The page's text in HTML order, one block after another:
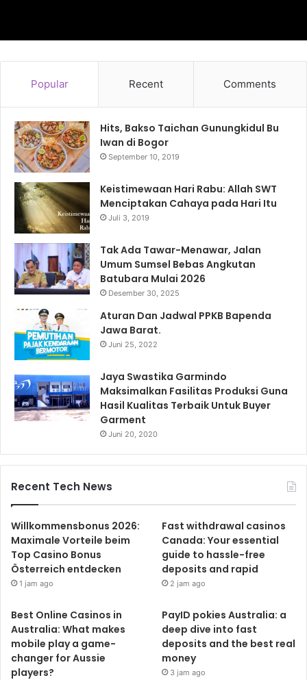
Popular Recent Comments
Hits, Bakso Taichan Gunungkidul Bu
Iwan di Bogor
September 10, 2019
Keistimewaan Hari Rabu: Allah SWT
Menciptakan Cahaya pada Hari Itu
Juli 3, 2019
Tak Ada Tawar-Menawar, Jalan
Umum Sumsel Bebas Angkutan
Batubara Mulai 2026
Desember 30, 2025
Aturan Dan Jadwal PPKB Bapenda
Jawa Barat.
Juni 25, 2022
Jaya Swastika Garmindo
Maksimalkan Fasilitas Produksi Guna
Hasil Kualitas Terbaik Untuk Buyer
Garment
Juni 20, 2020
Recent Tech News
Willkommensbonus 2026:
Maximale Vorteile beim
Top Casino Bonus
Österreich entdecken
1 jam ago
Fast withdrawal casinos
Canada: Your essential
guide to hassle-free
deposits and rapid
2 jam ago
Best Online Casinos in
Australia: What makes
mobile play a game-
changer for Aussie
players?
PayID pokies Australia: a
deep dive into fast
deposits and the best real
money
3 jam ago